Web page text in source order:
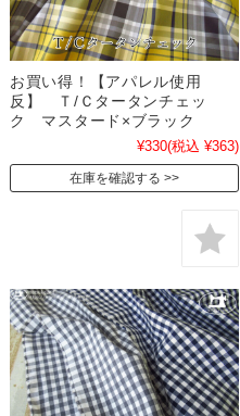
お買い得！【アパレル使用
反】 Ｔ/Ｃタータンチェッ
ク マスタード×ブラック
¥330(税込 ¥363)
在庫を確認する